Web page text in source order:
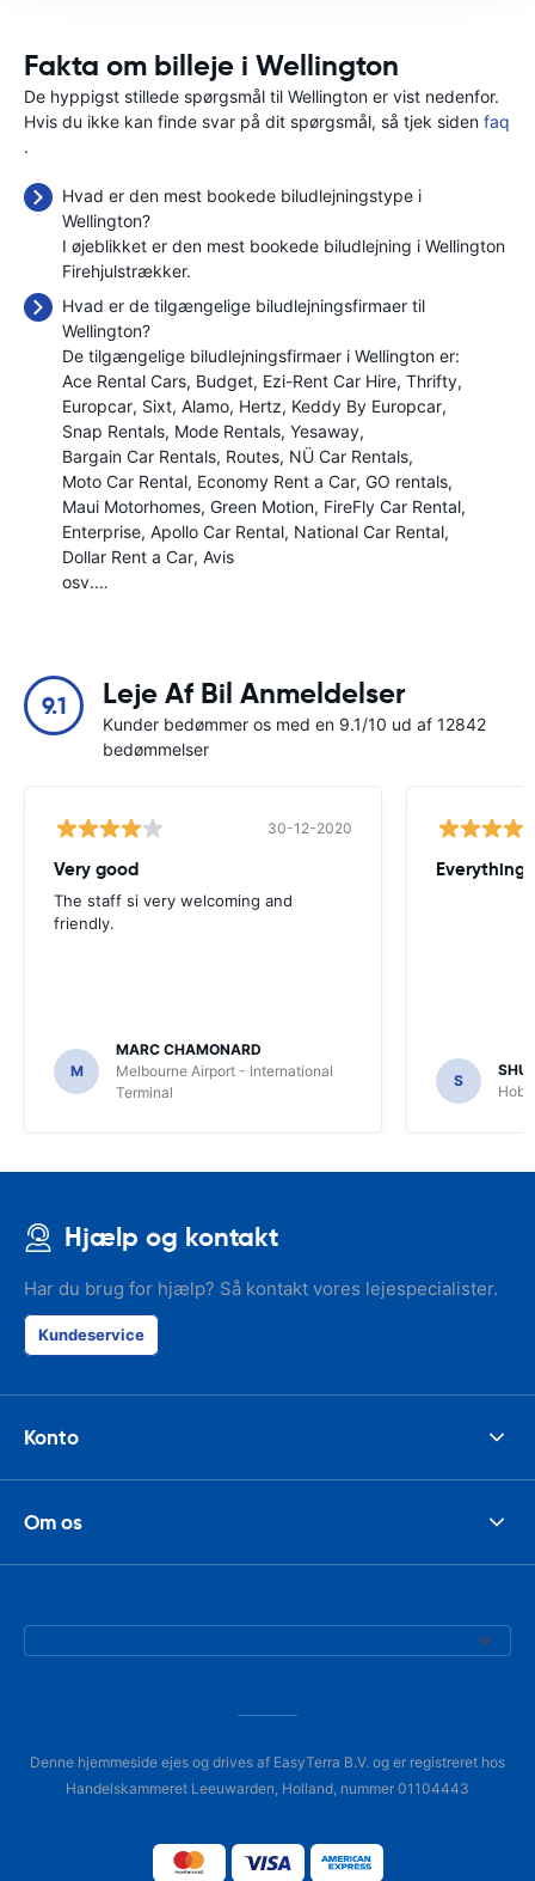
Fakta om billeje i Wellington
De hyppigst stillede spørgsmål til Wellington er vist nedenfor.
Hvis du ikke kan finde svar på dit spørgsmål, så tjek siden faq
.
Hvad er den mest bookede biludlejningstype i
Wellington?
I øjeblikket er den mest bookede biludlejning i Wellington
Firehjulstrækker.
Hvad er de tilgængelige biludlejningsfirmaer til
Wellington?
De tilgængelige biludlejningsfirmaer i Wellington er:
Ace Rental Cars Budget Ezi-Rent Car Hire Thrifty
Europcar Sixt Alamo Hertz Keddy By Europcar
Snap Rentals Mode Rentals Yesaway
Bargain Car Rentals Routes NÜ Car Rentals
Moto Car Rental Economy Rent a Car GO rentals
Maui Motorhomes Green Motion FireFly Car Rental
Enterprise Apollo Car Rental National Car Rental
Dollar Rent a Car Avis
osv.…
9.1 Leje Af Bil Anmeldelser
Kunder bedømmer os med en 9.1/10 ud af 12842
bedømmelser
30-12-2020
Very good
The staff si very welcoming and
friendly.
M
MARC CHAMONARD
Melbourne Airport - International
Terminal
Everything
S
Hjælp og kontakt
Har du brug for hjælp? Så kontakt vores lejespecialister.
Kundeservice
Konto
Om os
Denne hjemmeside ejes og drives af EasyTerra B.V. og er registreret hos
Handelskammeret Leeuwarden, Holland, nummer 01104443